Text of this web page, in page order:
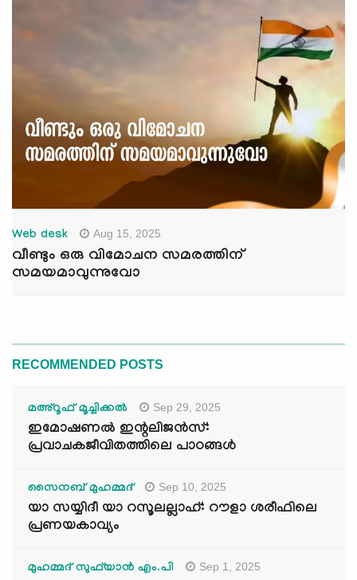
Web desk Aug 15, 2025
വീണ്ടും ഒരു വിമോചന സമരത്തിന്
സമയമാവുന്നുവോ
RECOMMENDED POSTS
മഅ്റൂഫ് മൂച്ചിക്കല്‍ Sep 29, 2025
ഇമോഷണൽ ഇന്റലിജൻസ്:
പ്രവാചകജീവിതത്തിലെ പാഠങ്ങൾ
സൈനബ് മുഹമ്മദ് Sep 10, 2025
യാ സയ്യിദീ യാ റസൂലല്ലാഹ്: റൗളാ ശരീഫിലെ
പ്രണയകാവ്യം
മുഹമ്മദ് സുഫ്‌യാൻ എം.പി Sep 1, 2025